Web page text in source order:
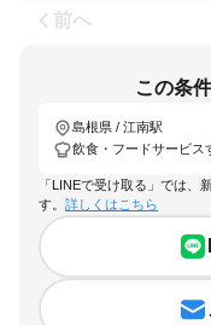
前へ
この条
島根県 / 江南駅
飲食・フードサービス
「LINEで受け取る」では、
す。 詳しくはこちら